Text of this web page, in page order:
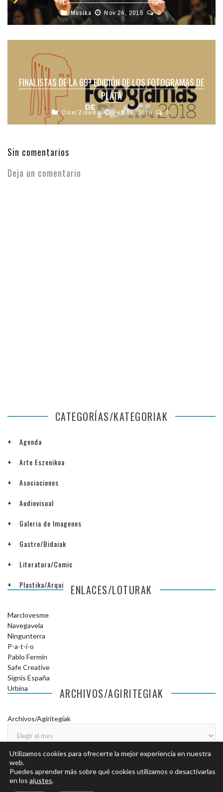
Musika Nov 24, 2015 0
FINALISTAS DE LA 69ª EDICIÓN DE LOS FOTOGRAMAS DE
PLATA
Cine/Zinema Feb 18, 2019 0
Sin comentarios
Deja un comentario
CATEGORÍAS/KATEGORIAK
Agenda
Arte Eszenikoa
Asociaciones
Audiovisual
Galeria de Imagenes
Gastro/Bidaiak
Literatura/Comic
Plastika/ArquitecturaENLACES/LOTURAK
Marclovesme
Navegavela
Ningunterra
P-a-t-i-o
Pablo Fermin
Safe Creative
Signis España
Urbina
ARCHIVOS/AGIRITEGIAK
Archivos/Agiritegiak
Utilizamos cookies para ofrecerte la mejor experiencia en nuestra
web.
Puedes aprender más sobre qué cookies utilizamos o desactivarlas
en los ajustes.